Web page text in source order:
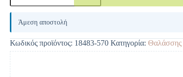
A
e
r
n
a
t
Άμεση αποστολή
Κωδικός προϊόντος: 18483-570 Κατηγορία: Θαλάσσης